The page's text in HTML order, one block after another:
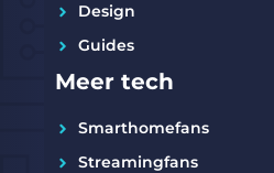
Design
Guides
Meer tech
Smarthomefans
Streamingfans